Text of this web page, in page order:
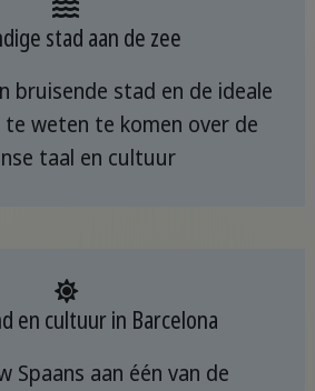
stad aan de zee
bruisende stad en de ideale
te weten te komen over de
taal en cultuur
en cultuur in Barcelona
Spaans aan één van de